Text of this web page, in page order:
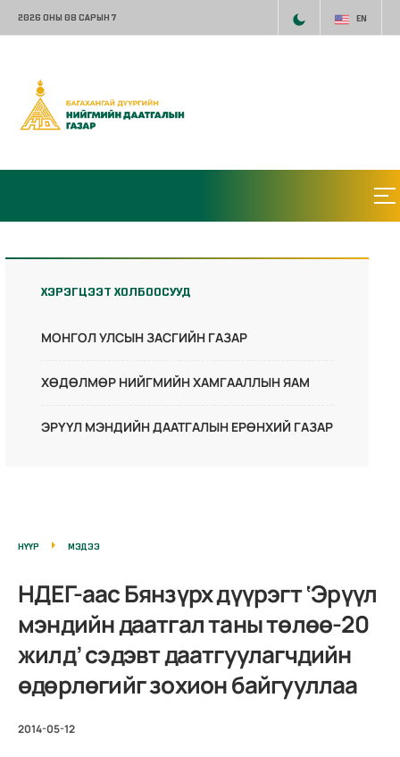
2026 ОНЫ 08 САРЫН 7 EN
ХЭРЭГЦЭЭТ ХОЛБООСУУД
МОНГОЛ УЛСЫН ЗАСГИЙН ГАЗАР
ХӨДӨЛМӨР НИЙГМИЙН ХАМГААЛЛЫН ЯАМ
ЭРҮҮЛ МЭНДИЙН ДААТГАЛЫН ЕРӨНХИЙ ГАЗАР
НҮҮР МЭДЭЭ
НДЕГ-аас Бянзүрх дүүрэгт ‘Эрүүл
мэндийн даатгал таны төлөө-20
жилд’ сэдэвт даатгуулагчдийн
өдөрлөгийг зохион байгууллаа
2014-05-12